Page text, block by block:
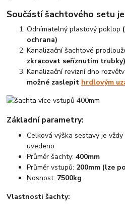
Součástí šachtového setu
Odnímatelný plastový poklop
ochrana)
Kanalizační šachtové
zkracovat seříznutím trubky)
Kanalizační revizní dno
možné zaslepit hrdlovým
Základní parametry:
Celková výška sestavy je
uvedeno
Průměr šachty:400mm
Průměr vstupů: 200mm (lze
Nosnost: 7500kg
Vlastnosti šachty: